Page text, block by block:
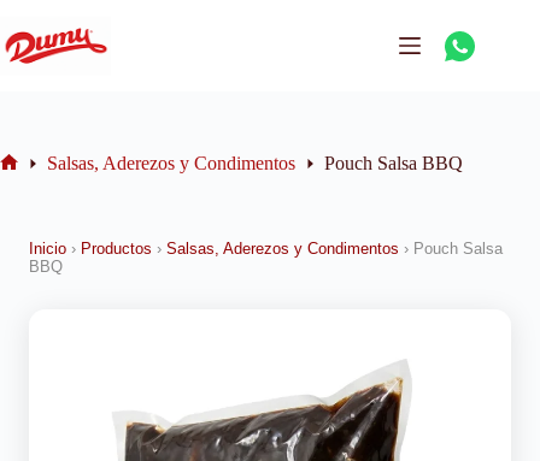
Salsas, Aderezos y Condimentos Pouch Salsa BBQ
Inicio › Productos › Salsas, Aderezos y Condimentos › Pouch Salsa
BBQ